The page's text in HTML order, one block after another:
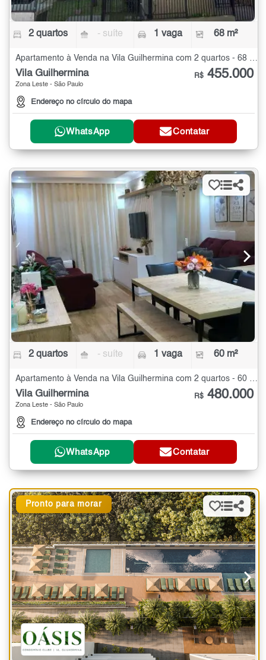
2 quartos - suíte 1 vaga 68 m²
Apartamento à Venda na Vila Guilhermina com 2 quartos - 68 m²
Vila Guilhermina
Zona Leste - São Paulo
Endereço no círculo do mapa
R$ 455.000
WhatsApp Contatar
2 quartos - suíte 1 vaga 60 m²
Apartamento à Venda na Vila Guilhermina com 2 quartos - 60 m²
Vila Guilhermina
Zona Leste - São Paulo
Endereço no círculo do mapa
R$ 480.000
WhatsApp Contatar
Pronto para morar